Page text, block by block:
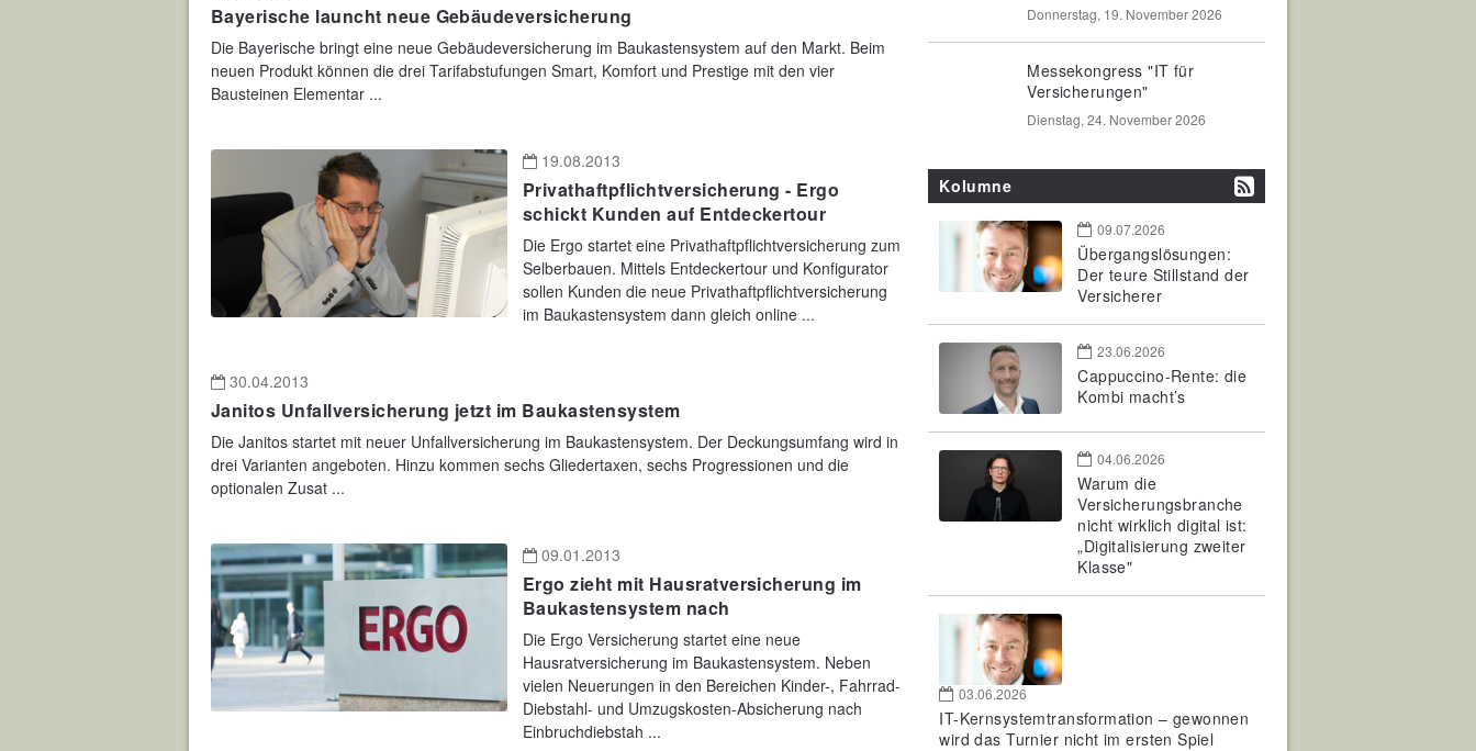
Bayerische launcht neue Gebäudeversicherung
Die Bayerische bringt eine neue Gebäudeversicherung im Baukastensystem auf den Markt. Beim
neuen Produkt können die drei Tarifabstufungen Smart, Komfort und Prestige mit den vier
Bausteinen Elementar ...
19.08.2013
Privathaftpflichtversicherung - Ergo
schickt Kunden auf Entdeckertour
Die Ergo startet eine Privathaftpflichtversicherung zum
Selberbauen. Mittels Entdeckertour und Konfigurator
sollen Kunden die neue Privathaftpflichtversicherung
im Baukastensystem dann gleich online ...
30.04.2013
Janitos Unfallversicherung jetzt im Baukastensystem
Die Janitos startet mit neuer Unfallversicherung im Baukastensystem. Der Deckungsumfang wird in
drei Varianten angeboten. Hinzu kommen sechs Gliedertaxen, sechs Progressionen und die
optionalen Zusat ...
09.01.2013
Ergo zieht mit Hausratversicherung im
Baukastensystem nach
Die Ergo Versicherung startet eine neue
Hausratversicherung im Baukastensystem. Neben
vielen Neuerungen in den Bereichen Kinder-, Fahrrad-
Diebstahl- und Umzugskosten-Absicherung nach
Einbruchdiebstah ...
Donnerstag, 19. November 2026
Messekongress "IT für
Versicherungen"
Dienstag, 24. November 2026
Kolumne
09.07.2026
Übergangslösungen:
Der teure Stillstand der
Versicherer
23.06.2026
Cappuccino-Rente: die
Kombi macht’s
04.06.2026
Warum die
Versicherungsbranche
nicht wirklich digital ist:
„Digitalisierung zweiter
Klasse"
03.06.2026
IT-Kernsystemtransformation – gewonnen
wird das Turnier nicht im ersten Spiel